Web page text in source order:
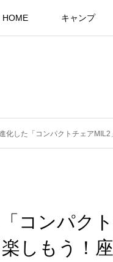
HOME キャンプ
進化した「コンパクトチェア
コンパク
しもう！